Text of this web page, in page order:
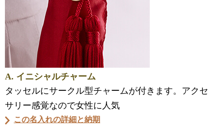
A. イニシャルチャーム
タッセルにサークル型チャームが付きます。アクセ
サリー感覚なので女性に人気
この名入れの詳細と納期